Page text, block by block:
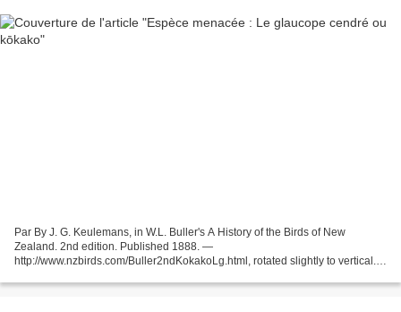
Par By J. G. Keulemans, in W.L. Buller's A History of the Birds of New
Zealand. 2nd edition. Published 1888. —
http://www.nzbirds.com/Buller2ndKokakoLg.html, rotated slightly to vertical.,
curid=690612...